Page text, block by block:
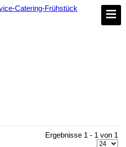
Ergebnisse 1 - 1 von 1